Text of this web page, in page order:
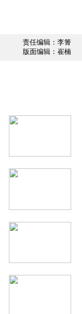
责任编辑：李箐
版面编辑：崔楠